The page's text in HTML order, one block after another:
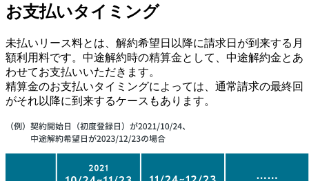
お支払いタイミング
未払いリース料とは、 解約希望日以降に請求日が到来する月
額利用料です。中途解約時の精算金として、中途解約金とあ
わせてお支払いいただきます。
精算金のお支払いタイミングによっては、通常請求の最終回
がそれ以降に到来するケースもあります。